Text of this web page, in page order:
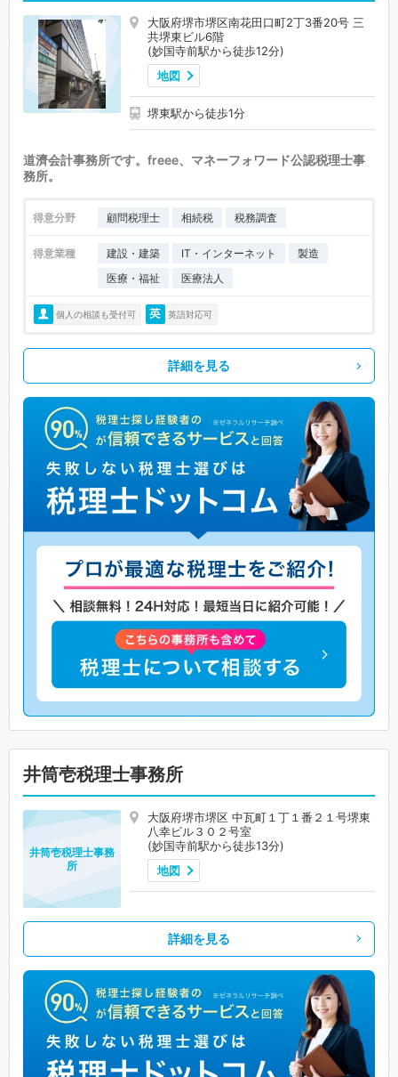
大阪府堺市堺区南花田口町2丁3番20号 三
共堺東ビル6階
(妙国寺前駅から徒歩12分)
地図
堺東駅から徒歩1分
道濟会計事務所です。freee、マネーフォワード公認税理士事
務所。
得意分野 顧問税理士 相続税 税務調査
得意業種 建設・建築 IT・インターネット
製造
医療・福祉
医療法人
個人の相談も受付可 英語対応可
詳細を見る
井筒壱税理士事務所
大阪府堺市堺区 中瓦町１丁１番２１号堺東
八幸ビル３０２号室
(妙国寺前駅から徒歩13分)
地図
井筒壱税理士事務
所
詳細を見る